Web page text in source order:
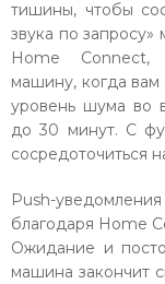
тишины, чтобы
звука по
Home Connect,
машину, когда
уровень шума во
до 30 минут. С
сосредоточиться
Push-
благодаря Home
Ожидание и
машина закончит